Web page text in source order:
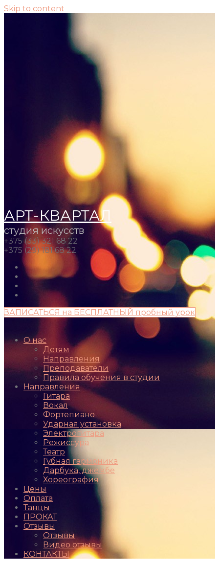
Skip to content
АРТ-КВАРТАЛ
студия искусств
+375 (33) 321 68 22
+375 (29) 181 68 22
ЗАПИСАТЬСЯ на БЕСПЛАТНЫЙ пробный урок
О нас
Детям
Направления
Преподаватели
Правила обучения в студии
Направления
Гитара
Вокал
Фортепиано
Ударная установка
Электрогитара
Режиссура
Театр
Губная гармоника
Дарбука, джембе
Хореография
Цены
Оплата
Танцы
ПРОКАТ
Отзывы
Отзывы
Видео отзывы
КОНТАКТЫ